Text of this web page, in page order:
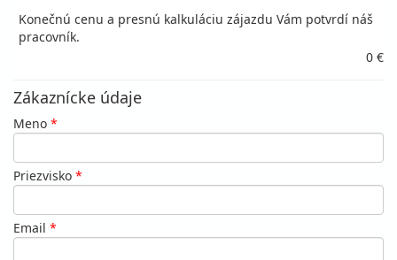
Konečnú cenu a presnú kalkuláciu zájazdu Vám potvrdí náš
pracovník.
0 €
Zákaznícke údaje
Meno *
Priezvisko *
Email *